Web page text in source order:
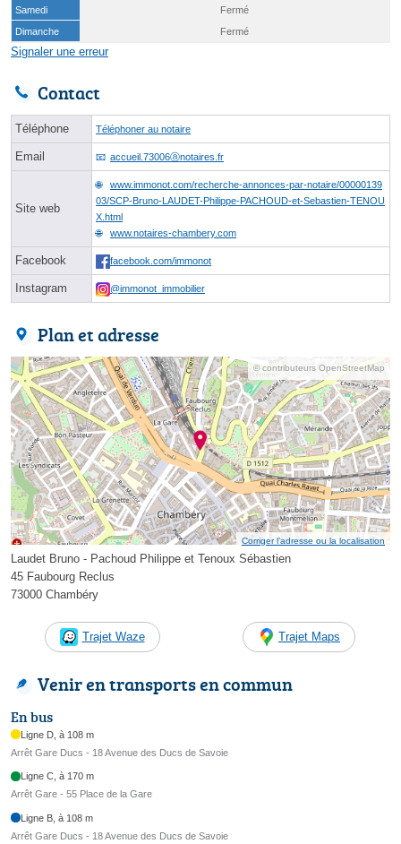
Samedi
Fermé
Dimanche
Fermé
Signaler une erreur
Contact
Téléphone Téléphoner au notaire
Email accueil.73006ⓐnotaires.fr
Site web
www.immonot.com/recherche-annonces-par-notaire/00000139
03/SCP-Bruno-LAUDET-Philippe-PACHOUD-et-Sebastien-TENOU
X.html
www.notaires-chambery.com
Facebook facebook.com/immonot
Instagram @immonot_immobilier
Plan et adresse
© contributeurs OpenStreetMap
Corriger l’adresse ou la localisation
Laudet Bruno - Pachoud Philippe et Tenoux Sébastien
45 Faubourg Reclus
73000 Chambéry
Trajet Waze Trajet Maps
Venir en transports en commun
En bus
Ligne D, à 108 m
Arrêt Gare Ducs - 18 Avenue des Ducs de Savoie
Ligne C, à 170 m
Arrêt Gare - 55 Place de la Gare
Ligne B, à 108 m
Arrêt Gare Ducs - 18 Avenue des Ducs de Savoie